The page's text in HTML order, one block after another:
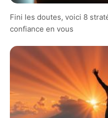
Fini les doutes, voici 8
confiance en vous